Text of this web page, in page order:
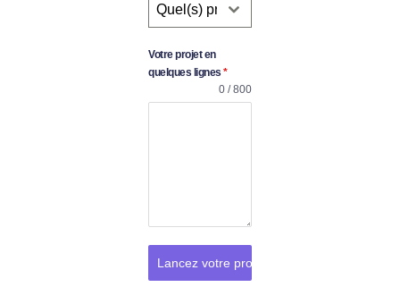
Quel(s) projet(s) souhaitez-vous ?
Votre projet en
quelques lignes *
0 / 800
Lancez votre projet